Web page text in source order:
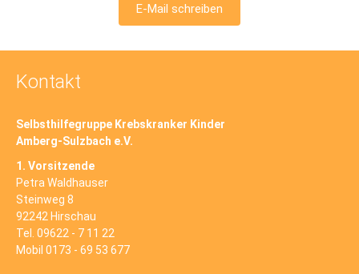
E-Mail schreiben
Kontakt
Selbsthilfegruppe Krebskranker Kinder
Amberg-Sulzbach e.V.
1. Vorsitzende
Petra Waldhauser
Steinweg 8
92242 Hirschau
Tel. 09622 - 7 11 22
Mobil 0173 - 69 53 677